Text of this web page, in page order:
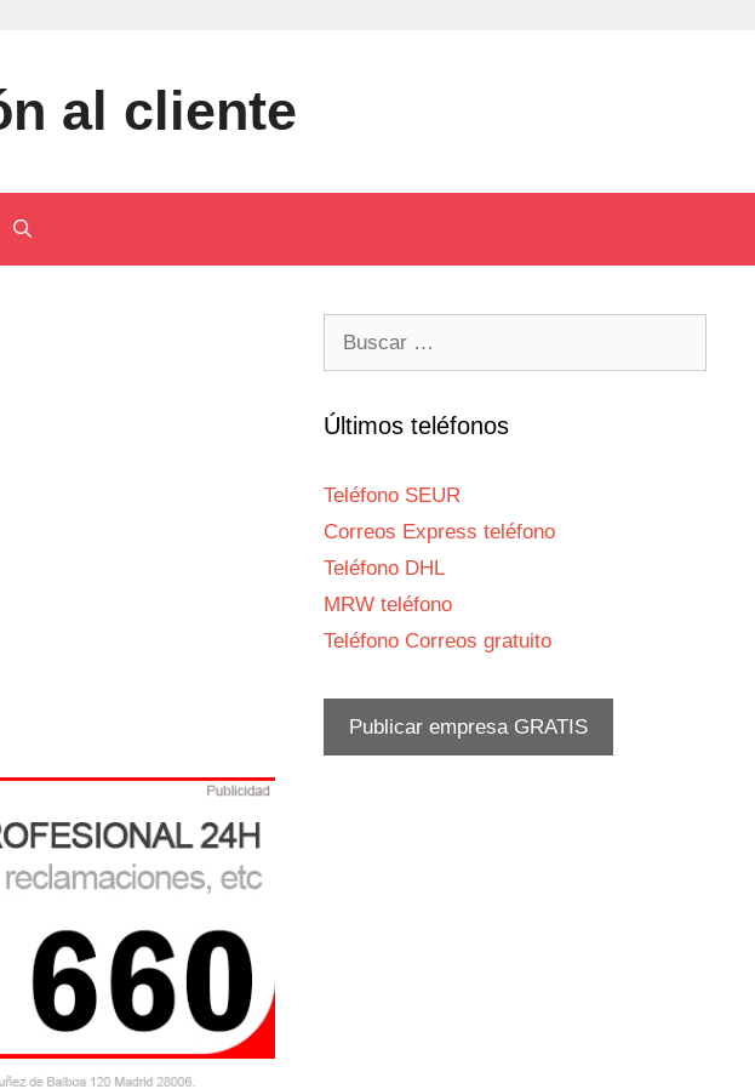
al cliente
Últimos teléfonos
Teléfono SEUR
Correos Express teléfono
Teléfono DHL
MRW teléfono
Teléfono Correos gratuito
Publicar empresa GRATIS